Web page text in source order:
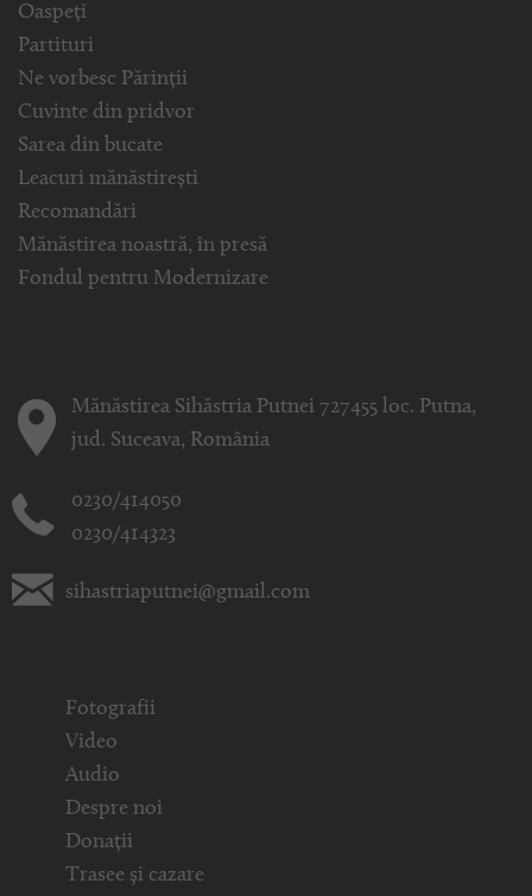
Oaspeți
Partituri
Ne vorbesc Părinții
Cuvinte din pridvor
Sarea din bucate
Leacuri mănăstirești
Recomandări
Mănăstirea noastră, în presă
Fondul pentru Modernizare
Mănăstirea Sihăstria Putnei 727455 loc. Putna,
jud. Suceava, România
0230/414050
0230/414323
sihastriaputnei@gmail.com
Fotografii
Video
Audio
Despre noi
Donații
Trasee și cazare